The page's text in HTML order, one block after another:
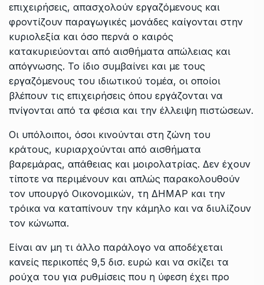
επιχειρήσεις, απασχολούν εργαζόμενους και
φροντίζουν παραγωγικές μονάδες καίγονται στην
κυριολεξία και όσο περνά ο καιρός
κατακυριεύονται από αισθήματα απώλειας και
απόγνωσης. Το ίδιο συμβαίνει και με τους
εργαζόμενους του ιδιωτικού τομέα, οι οποίοι
βλέπουν τις επιχειρήσεις όπου εργάζονται να
πνίγονται από τα φέσια και την έλλειψη πιστώσεων.
Οι υπόλοιποι, όσοι κινούνται στη ζώνη του
κράτους, κυριαρχούνται από αισθήματα
βαρεμάρας, απάθειας και μοιρολατρίας. Δεν έχουν
τίποτε να περιμένουν και απλώς παρακολουθούν
τον υπουργό Οικονομικών, τη ΔΗΜΑΡ και την
τρόικα να καταπίνουν την κάμηλο και να διυλίζουν
τον κώνωπα.
Είναι αν μη τι άλλο παράλογο να αποδέχεται
κανείς περικοπές 9,5 δισ. ευρώ και να σκίζει τα
ρούχα του για ρυθμίσεις που η ύφεση έχει προ